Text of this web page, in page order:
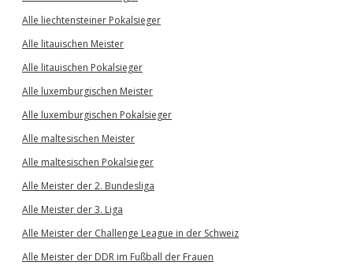
Alle liechtensteiner Pokalsieger
Alle litauischen Meister
Alle litauischen Pokalsieger
Alle luxemburgischen Meister
Alle luxemburgischen Pokalsieger
Alle maltesischen Meister
Alle maltesischen Pokalsieger
Alle Meister der 2. Bundesliga
Alle Meister der 3. Liga
Alle Meister der Challenge League in der Schweiz
Alle Meister der DDR im Fußball der Frauen